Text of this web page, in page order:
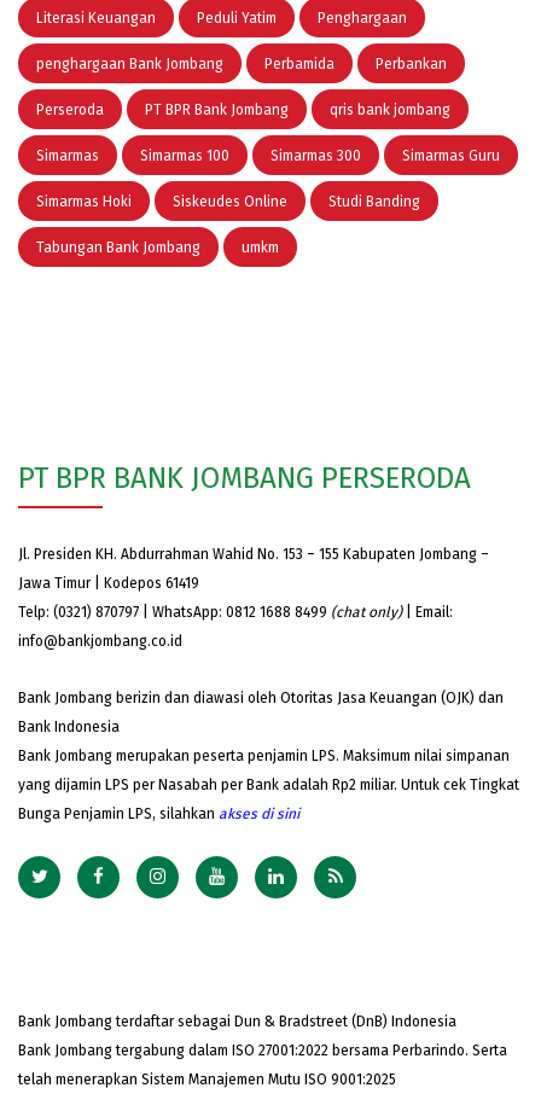
Literasi Keuangan Peduli Yatim Penghargaan
penghargaan Bank Jombang Perbamida Perbankan
Perseroda PT BPR Bank Jombang qris bank jombang
Simarmas Simarmas 100 Simarmas 300 Simarmas Guru
Simarmas Hoki Siskeudes Online Studi Banding
Tabungan Bank Jombang umkm
PT BPR BANK JOMBANG PERSERODA
Jl. Presiden KH. Abdurrahman Wahid No. 153 – 155 Kabupaten Jombang –
Jawa Timur | Kodepos 61419
Telp: (0321) 870797 | WhatsApp: 0812 1688 8499 (chat only)| Email:
info@bankjombang.co.id
Bank Jombang berizin dan diawasi oleh Otoritas Jasa Keuangan (OJK) dan
Bank Indonesia
Bank Jombang merupakan peserta penjamin LPS. Maksimum nilai simpanan
yang dijamin LPS per Nasabah per Bank adalah Rp2 miliar. Untuk cek Tingkat
Bunga Penjamin LPS, silahkan akses di sini
Bank Jombang terdaftar sebagai Dun & Bradstreet (DnB) Indonesia
Bank Jombang tergabung dalam ISO 27001:2022 bersama Perbarindo. Serta
telah menerapkan Sistem Manajemen Mutu ISO 9001:2025